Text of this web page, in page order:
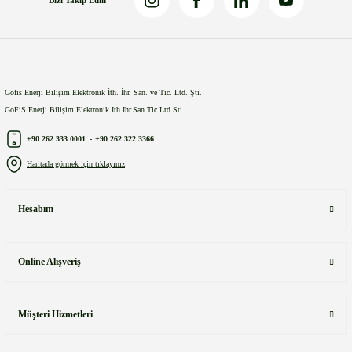
Gofis Enerji Bilişim Elektronik İth. İhr. San. ve Tic. Ltd. Şti.
GoFiS Enerji Bilişim Elektronik Ith.Ihr.San.Tic.Ltd.Sti.
+90 262 333 0001 - +90 262 322 3366
Haritada görmek için tıklayınız
Hesabım
Online Alışveriş
Müşteri Hizmetleri